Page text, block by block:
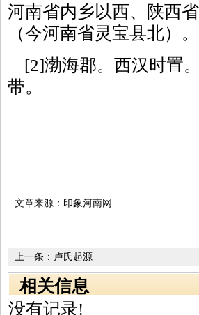
河南省内乡以西、陕西
（今河南省灵宝县北）。
[2]渤海郡。西汉时置
带。
文章来源：印象河南网
上一条： 卢氏起源
相关信息
没有记录!